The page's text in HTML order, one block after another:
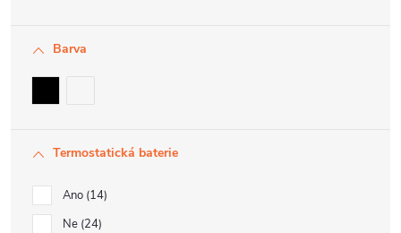
Barva
Termostatická baterie
Ano 14
Ne 24